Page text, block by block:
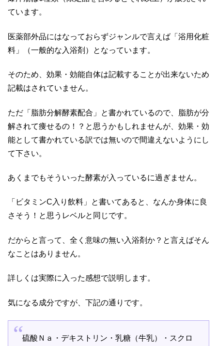
ています。
医薬部外品にはなっておらずジャンルで言えば「浴用化粧
料」（一般的な入浴剤）となっています。
そのため、効果・効能自体は記載することが出来ないため
記載はされていません。
ただ「脂肪分解酵素配合」と書かれているので、脂肪が分
解されて痩せるの！？と思うかもしれませんが、効果・効
能として書かれている訳では無いので間違えないようにし
て下さい。
あくまでもそういった酵素が入っているに過ぎません。
「ビタミンC入り飲料」と書いてあると、なんか身体に良
さそう！と思うレベルと同じです。
だからと言って、全く意味の無い入浴剤か？と言えばそん
なことはありません。
詳しくは実際に入った感想で説明します。
気になる成分ですが、下記の通りです。
硫酸Ｎａ・デキストリン・乳糖（牛乳）・スクロ